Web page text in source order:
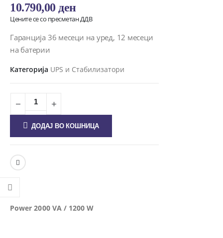
10.790,00 ден
Цените се со пресметан ДДВ
Гаранција 36 месеци на уред, 12 месеци
на батерии
Категорија UPS и Стабилизатори
ДОДАЈ ВО КОШНИЦА
Power 2000 VA / 1200 W